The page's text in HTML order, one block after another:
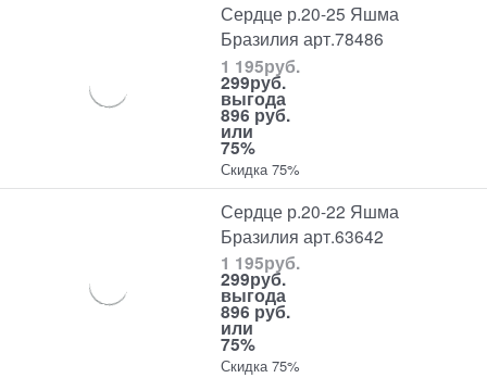
Сердце р.20-25 Яшма
Бразилия арт.78486
1 195руб.
299руб.
выгода
896 руб.
или
75%
Скидка 75%
Сердце р.20-22 Яшма
Бразилия арт.63642
1 195руб.
299руб.
выгода
896 руб.
или
75%
Скидка 75%